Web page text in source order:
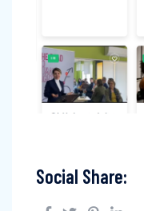
Social Share: